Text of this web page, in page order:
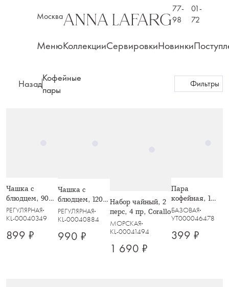
Москва
77-
98
01-
72
МенюКоллекцииСервировкиНовинки
Назад
Кофейные
пары
Фильтры
Чашка с
блюдцем, 90
мл, зелёная,
Organica
РЕГУЛЯРНАЯ
KL-00040349
899 ₽
Чашка с
блюдцем, 120
мл, голубая,
Nuances
РЕГУЛЯРНАЯ
KL-00040884
990 ₽
Набор чайный, 2
перс, 4 пр, Corallo
МОРСКАЯ
KL-00041494
1 690 ₽
Пара
кофейная, 1
перс, 2 пр, 90
мл, фарфор P,
Diamonds
БАЗОВАЯ
УТ000046478
399 ₽